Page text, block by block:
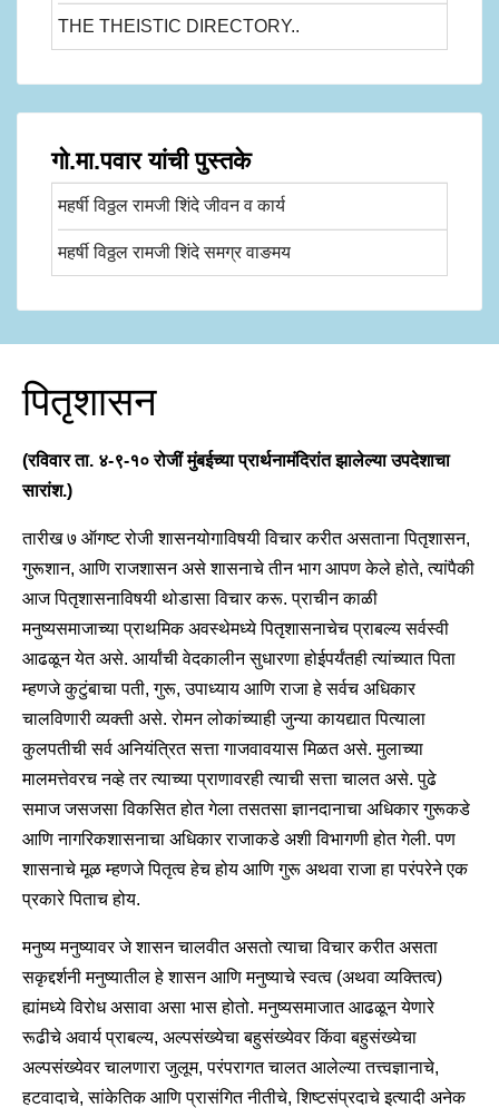
THE THEISTIC DIRECTORY..
गो.मा.पवार यांची पुस्तके
महर्षी विठ्ठल रामजी शिंदे जीवन व कार्य
महर्षी विठ्ठल रामजी शिंदे समग्र वाङमय
पितृशासन
(रविवार ता. ४-९-१० रोजीं मुंबईच्या प्रार्थनामंदिरांत झालेल्या उपदेशाचा
सारांश.)
तारीख ७ ऑगष्ट रोजी शासनयोगाविषयी विचार करीत असताना पितृशासन,
गुरूशान, आणि राजशासन असे शासनाचे तीन भाग आपण केले होते, त्यांपैकी
आज पितृशासनाविषयी थोडासा विचार करू. प्राचीन काळी
मनुष्यसमाजाच्या प्राथमिक अवस्थेमध्ये पितृशासनाचेच प्राबल्य सर्वस्वी
आढळून येत असे. आर्यांची वेदकालीन सुधारणा होईपर्यंतही त्यांच्यात पिता
म्हणजे कुटुंबाचा पती, गुरू, उपाध्याय आणि राजा हे सर्वच अधिकार
चालविणारी व्यक्ती असे. रोमन लोकांच्याही जुन्या कायद्यात पित्याला
कुलपतीची सर्व अनियंत्रित सत्ता गाजवावयास मिळत असे. मुलाच्या
मालमत्तेवरच नव्हे तर त्याच्या प्राणावरही त्याची सत्ता चालत असे. पुढे
समाज जसजसा विकसित होत गेला तसतसा ज्ञानदानाचा अधिकार गुरूकडे
आणि नागरिकशासनाचा अधिकार राजाकडे अशी विभागणी होत गेली. पण
शासनाचे मूळ म्हणजे पितृत्व हेच होय आणि गुरू अथवा राजा हा परंपरेने एक
प्रकारे पिताच होय.
मनुष्य मनुष्यावर जे शासन चालवीत असतो त्याचा विचार करीत असता
सकृद्दर्शनी मनुष्यातील हे शासन आणि मनुष्याचे स्वत्व (अथवा व्यक्तित्व)
ह्यांमध्ये विरोध असावा असा भास होतो. मनुष्यसमाजात आढळून येणारे
रूढीचे अवार्य प्राबल्य, अल्पसंख्येचा बहुसंख्येवर किंवा बहुसंख्येचा
अल्पसंख्येवर चालणारा जुलूम, परंपरागत चालत आलेल्या तत्त्वज्ञानाचे,
हटवादाचे, सांकेतिक आणि प्रासंगित नीतीचे, शिष्टसंप्रदाचे इत्यादी अनेक